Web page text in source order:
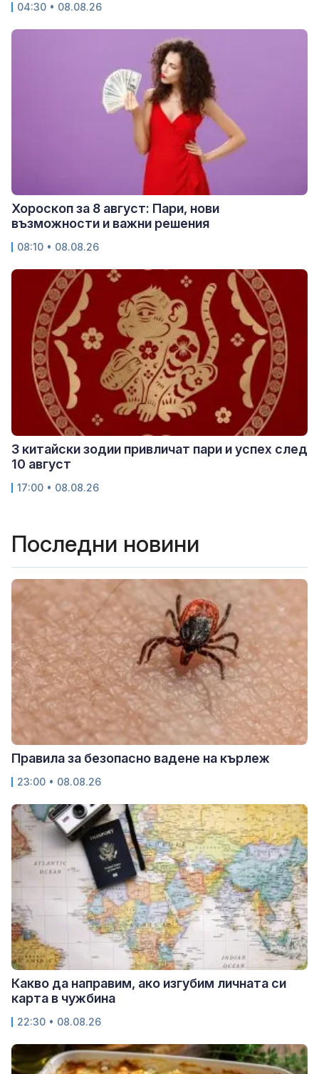
04:30 • 08.08.26
Хороскоп за 8 август: Пари, нови
възможности и важни решения
08:10 • 08.08.26
3 китайски зодии привличат пари и успех след
10 август
17:00 • 08.08.26
Последни новини
Правила за безопасно вадене на кърлеж
23:00 • 08.08.26
Какво да направим, ако изгубим личната си
карта в чужбина
22:30 • 08.08.26